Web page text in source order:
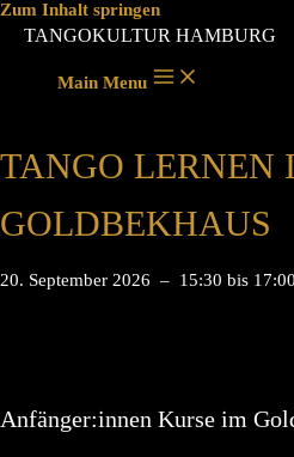
Zum Inhalt springen
TANGOKULTUR HAMBURG
Main Menu
TANGO LERNEN
GOLDBEKHAUS
20. September 2026 – 15:30 bis
Anfänger:innen Kurse im